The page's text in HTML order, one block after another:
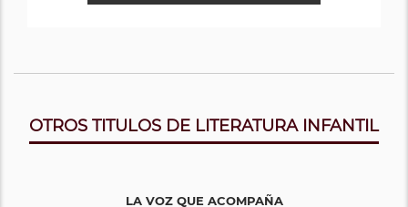
OTROS TITULOS DE LITERATURA INFANTIL
LA VOZ QUE ACOMPAÑA